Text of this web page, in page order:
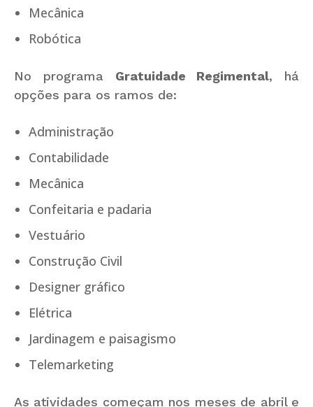
Mecânica
Robótica
No programa Gratuidade Regimental, há
opções para os ramos de:
Administração
Contabilidade
Mecânica
Confeitaria e padaria
Vestuário
Construção Civil
Designer gráfico
Elétrica
Jardinagem e paisagismo
Telemarketing
As atividades começam nos meses de abril e